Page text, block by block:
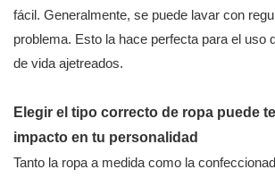
fácil. Generalmente, se puede lavar con
problema. Esto la hace perfecta para el uso
de vida ajetreados.
Elegir el tipo correcto de ropa puede
impacto en tu personalidad
Tanto la ropa a medida como la